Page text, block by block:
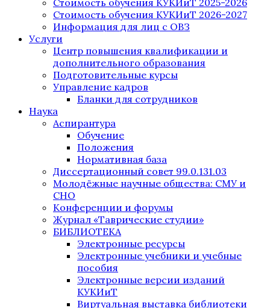
Стоимость обучения КУКИиТ 2025-2026
Стоимость обучения КУКИиТ 2026-2027
Информация для лиц с ОВЗ
Услуги
Центр повышения квалификации и
дополнительного образования
Подготовительные курсы
Управление кадров
Бланки для сотрудников
Наука
Аспирантура
Обучение
Положения
Нормативная база
Диссертационный совет 99.0.131.03
Молодёжные научные общества: СМУ и
СНО
Конференции и форумы
Журнал «Таврические студии»
БИБЛИОТЕКА
Электронные ресурсы
Электронные учебники и учебные
пособия
Электронные версии изданий
КУКИиТ
Виртуальная выставка библиотеки